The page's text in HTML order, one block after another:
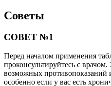
Советы
СОВЕТ №1
Перед началом применения
проконсультируйтесь с
возможных противопоказаний
особенно если у вас есть